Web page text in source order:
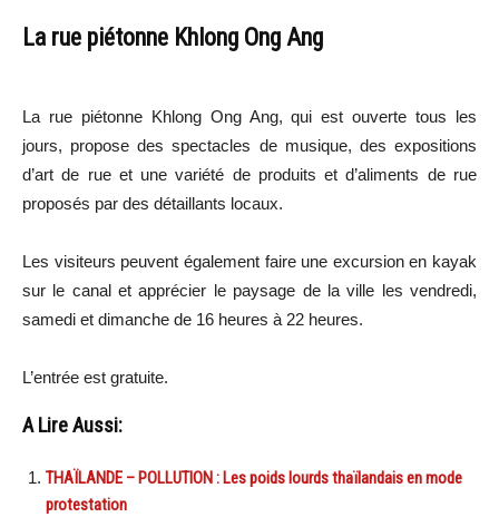
La rue piétonne Khlong Ong Ang
La rue piétonne Khlong Ong Ang, qui est ouverte tous les
jours, propose des spectacles de musique, des expositions
d’art de rue et une variété de produits et d’aliments de rue
proposés par des détaillants locaux.
Les visiteurs peuvent également faire une excursion en kayak
sur le canal et apprécier le paysage de la ville les vendredi,
samedi et dimanche de 16 heures à 22 heures.
L’entrée est gratuite.
A Lire Aussi:
THAÏLANDE – POLLUTION : Les poids lourds thaïlandais en mode
protestation